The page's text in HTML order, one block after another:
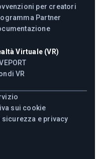
per creatori
Partner
Virtuale (VR)
VR
sui cookie
sicurezza e privacy